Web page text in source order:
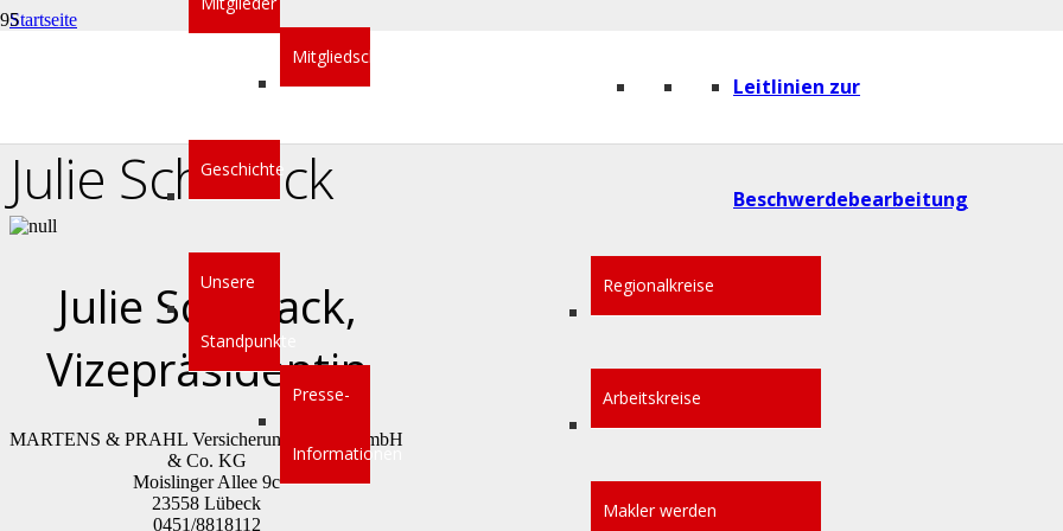
Mitgliedschaft
Geschichte
Unsere
Standpunkte
Presse-
Informationen
Leitlinien zur
Beschwerdebearbeitung
Regionalkreise
Arbeitskreise
Makler werden
Startseite
Julie Schellack
Julie Schellack,
Vizepräsidentin
MARTENS & PRAHL Versicherungskontor GmbH
& Co. KG
Moislinger Allee 9c
23558 Lübeck
0451/8818112